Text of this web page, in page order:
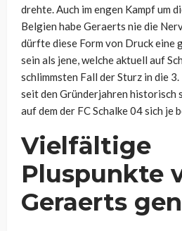
drehte. Auch im engen Kampf um
Belgien habe Geraerts nie die
dürfte diese Form von Druck eine
sein als jene, welche aktuell auf
schlimmsten Fall der Sturz in die
seit den Gründerjahren historisch
auf dem der FC Schalke 04 sich je
Vielfältige
Pluspunkte
Geraerts